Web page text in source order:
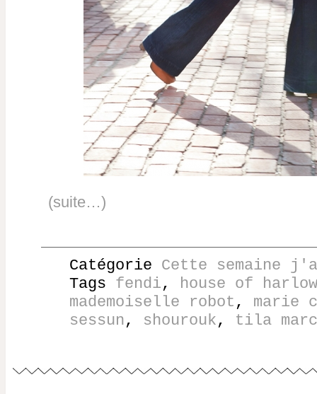
(suite…)
Catégorie Cette semaine
Tags fendi, house of harlow
mademoiselle robot, marie
sessun, shourouk, tila